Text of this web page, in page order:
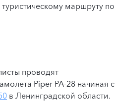
маршруту по
проводят
Piper PA-28 начиная с
в Ленинградской области.